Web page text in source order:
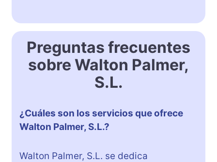
Preguntas frecuentes
sobre Walton Palmer,
S.L.
¿Cuáles son los servicios que ofrece
Walton Palmer, S.L.?
Walton Palmer, S.L. se dedica